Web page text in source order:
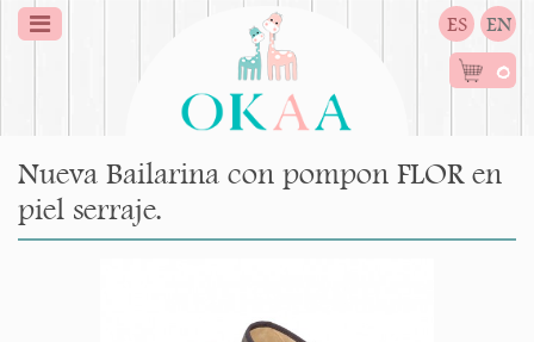
ES EN
0
Nueva Bailarina con pompon FLOR en
piel serraje.